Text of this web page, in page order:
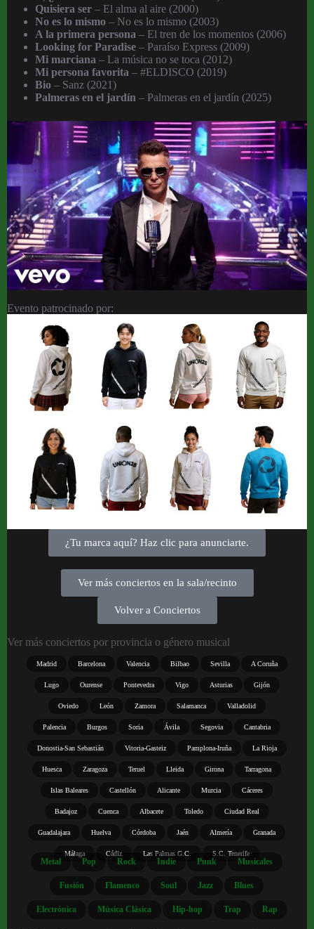
Quisiera ser – El alma al aire (2000)
No es lo mismo – No es lo mismo (2003)
A la primera persona – El tren de los momentos (2006)
Looking for Paradise – Paraíso Express (2009)
Mi marciana – La música no se toca (2012)
Mi persona favorita – #ELDISCO (2019)
Bio – Sanz (2021)
Palmeras en el jardín – Palmeras en el jardín (2025)
Evento patrocinado por:
¿Tu marca aquí? Haz clic para anunciarte.
Ver más conciertos en la sala/recinto
Volver a Conciertos
Ver más conciertos por provincia o género musical
Madrid Barcelona Valencia Bilbao Sevilla A Coruña
Lugo Ourense Pontevedra Vigo Asturias Gijón
Oviedo León Zamora Salamanca Valladolid
Palencia Burgos Soria Ávila Segovia Cantabria
Donostia-San Sebastián Vitoria-Gasteiz Pamplona-Iruña La Rioja
Huesca Zaragoza Teruel Lleida Girona Tarragona
Islas Baleares Castellón Alicante Murcia Cáceres
Badajoz Cuenca Albacete Toledo Ciudad Real
Guadalajara Huelva Córdoba Jaén Almería Granada
Málaga Cádiz Las Palmas G.C. S.C. Tenerife
Metal Pop Rock Indie Punk Musicales
Fusión Flamenco Soul Jazz Blues
Electrónica Música Clásica Hip-hop Trap Rap